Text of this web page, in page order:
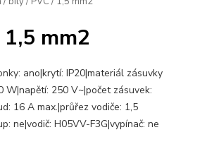
mm2
ano|krytí: IP20|materiál zásuvky
W|napětí: 250 V~|počet zásuvek:
16 A max.|průřez vodiče: 1,5
ne|vodič: H05VV-F3G|vypínač: ne